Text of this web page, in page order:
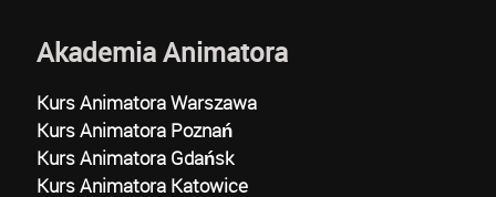
Akademia Animatora
Kurs Animatora Warszawa
Kurs Animatora Poznań
Kurs Animatora Gdańsk
Kurs Animatora Katowice